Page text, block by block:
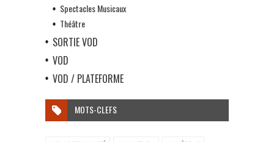
Spectacles Musicaux
Théâtre
SORTIE VOD
VOD
VOD / PLATEFORME
MOTS-CLEFS